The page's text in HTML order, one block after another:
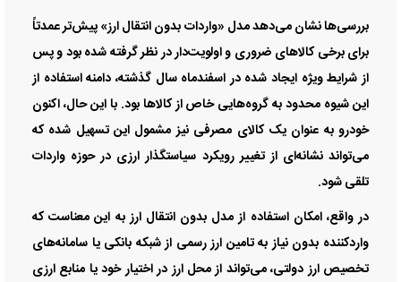
بررسی‌ها نشان می‌دهد مدل «واردات بدون انتقال ارز» پیش‌تر عمدتاً
برای برخی کالاهای ضروری و اولویت‌دار در نظر گرفته شده بود و پس
از شرایط ویژه ایجاد شده در اسفندماه سال گذشته، دامنه استفاده از
این شیوه محدود به گروه‌هایی خاص از کالاها بود. با این حال، اکنون
خودرو به عنوان یک کالای مصرفی نیز مشمول این تسهیل شده که
می‌تواند نشانه‌ای از تغییر رویکرد سیاستگذار ارزی در حوزه واردات
تلقی شود.
در واقع، امکان استفاده از مدل بدون انتقال ارز به این معناست که
واردکننده بدون نیاز به تامین ارز رسمی از شبکه بانکی یا سامانه‌های
تخصیص ارز دولتی، می‌تواند از محل ارز در اختیار خود یا منابع ارزی